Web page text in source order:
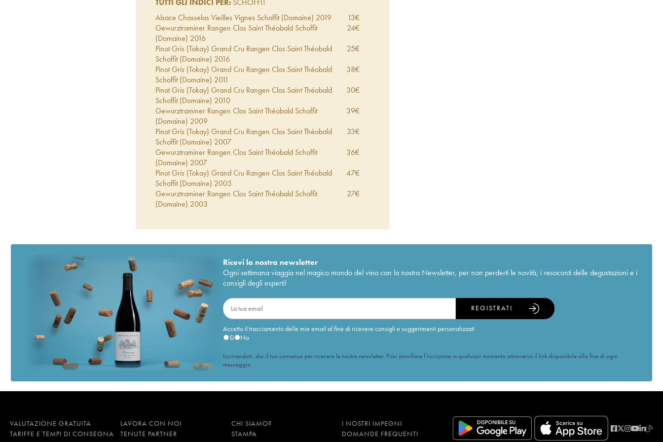
TUTTI GLI INDICI PER: SCHOFFIT
Alsace Chasselas Vieilles Vignes Schoffit (Domaine) 2019 13€
Gewurztraminer Rangen Clos Saint Théobald Schoffit
(Domaine) 2016
24€
Pinot Gris (Tokay) Grand Cru Rangen Clos Saint Théobald
Schoffit (Domaine) 2016
25€
Pinot Gris (Tokay) Grand Cru Rangen Clos Saint Théobald
Schoffit (Domaine) 2011
38€
Pinot Gris (Tokay) Grand Cru Rangen Clos Saint Théobald
Schoffit (Domaine) 2010
30€
Gewurztraminer Rangen Clos Saint Théobald Schoffit
(Domaine) 2009
39€
Pinot Gris (Tokay) Grand Cru Rangen Clos Saint Théobald
Schoffit (Domaine) 2007
33€
Gewurztraminer Rangen Clos Saint Théobald Schoffit
(Domaine) 2007
36€
Pinot Gris (Tokay) Grand Cru Rangen Clos Saint Théobald
Schoffit (Domaine) 2005
47€
Gewurztraminer Rangen Clos Saint Théobald Schoffit
(Domaine) 2003
27€
(Domaine)2001
1997
Ricevi la nostra newsletter
Ogni settimana viaggia nel magico mondo del vino con la nostra Newsletter, per non perderti le novità, i resoconti delle degustazioni e i
consigli degli esperti!
Accetto il tracciamento delle mie email al fine di ricevere consigli e suggerimenti personalizzati
Sì
No
REGISTRATI
Iscrivendoti, dai il tuo consenso per ricevere le nostre newsletter. Puoi annullare l’iscrizione in qualsiasi momento attraverso il link disponibile alla fine di ogni
messaggio.
VALUTAZIONE GRATUITA LAVORA CON NOI CHI SIAMO?
I NOSTRI IMPEGNI
TARIFFE E TEMPI DI CONSEGNA
TENUTE PARTNER STAMPA DOMANDE FREQUENTI